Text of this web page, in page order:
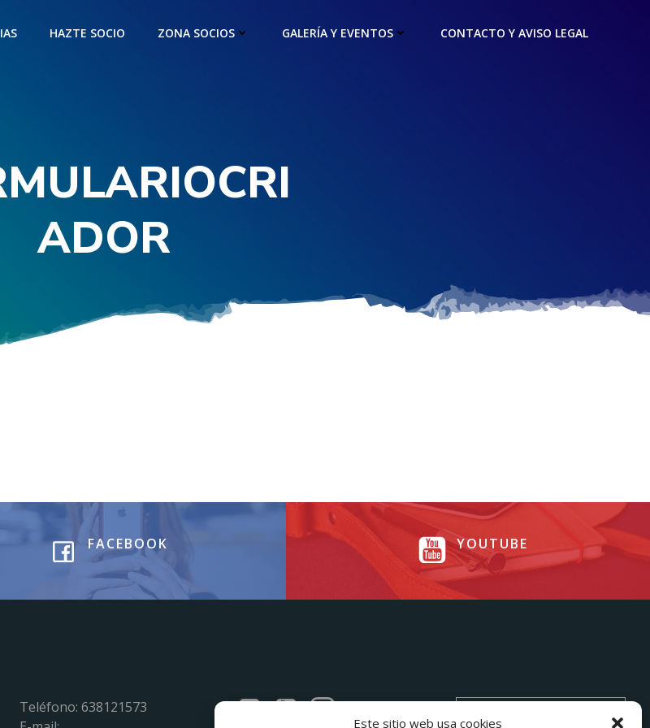
Este sitio web usa cookies
HAZTE SOCIO ZONA SOCIOS GALERÍA Y EVENTOS CONTACTO Y AVISO LEGAL
ADOR
FACEBOOK YOUTUBE
Teléfono: 638121573